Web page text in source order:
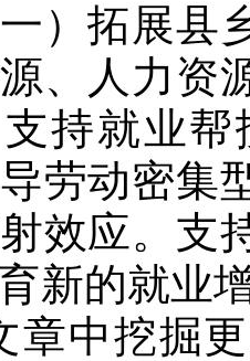
一）拓展
、人力资
持就业
劳动密集
效应。支
新的就业
章中挖掘